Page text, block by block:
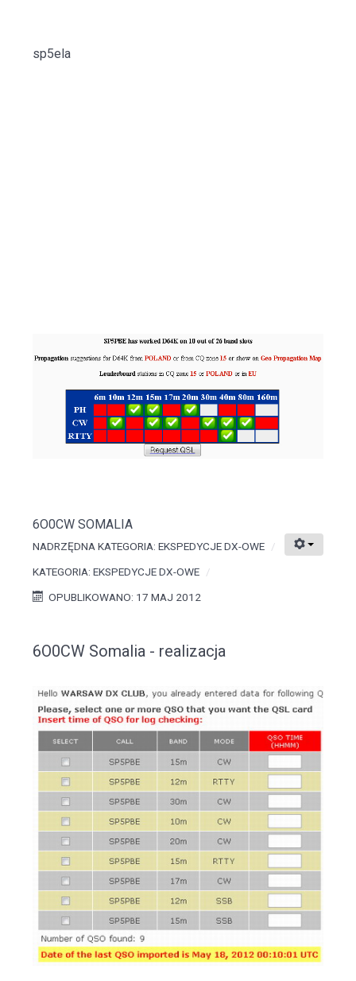
sp5ela
6O0CW SOMALIA
NADRZĘDNA KATEGORIA: EKSPEDYCJE DX-OWE
KATEGORIA: EKSPEDYCJE DX-OWE
OPUBLIKOWANO: 17 MAJ 2012
6O0CW Somalia - realizacja